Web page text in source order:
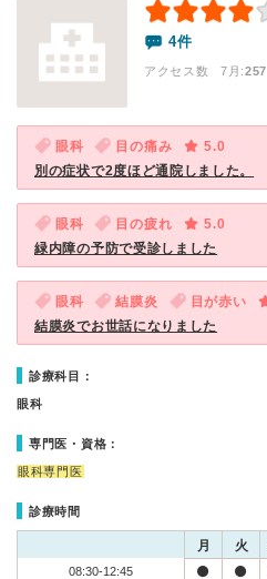
4件
アクセス数 7月:257
眼科 目の痛み
5.0
別の症状で2度ほど通院しました。
眼科 目の疲れ
5.0
緑内障の予防で受診しました
眼科 結膜炎 目が赤い
結膜炎でお世話になりました
診療科目：
眼科
専門医・資格：
眼科専門医
診療時間
月 火
08:30-12:45